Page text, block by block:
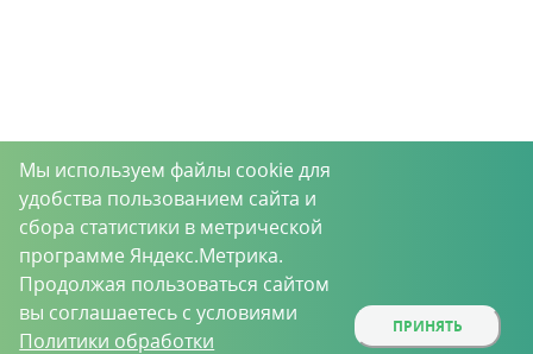
Мы используем файлы cookie для
удобства пользованием сайта и
сбора статистики в метрической
программе Яндекс.Метрика.
Продолжая пользоваться сайтом
вы соглашаетесь с условиями
Политики обработки
ПРИНЯТЬ